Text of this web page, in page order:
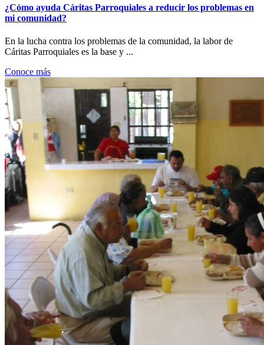
¿Cómo ayuda Cáritas Parroquiales a reducir los problemas en
mi comunidad?
En la lucha contra los problemas de la comunidad, la labor de
Cáritas Parroquiales es la base y ...
Conoce más